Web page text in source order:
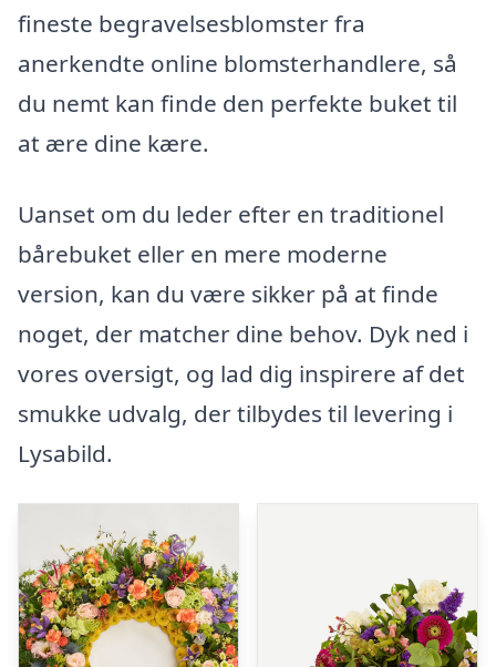
fineste begravelsesblomster fra
anerkendte online blomsterhandlere, så
du nemt kan finde den perfekte buket til
at ære dine kære.
Uanset om du leder efter en traditionel
bårebuket eller en mere moderne
version, kan du være sikker på at finde
noget, der matcher dine behov. Dyk ned i
vores oversigt, og lad dig inspirere af det
smukke udvalg, der tilbydes til levering i
Lysabild.